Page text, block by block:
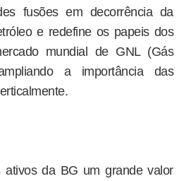
fusões em decorrência da
e redefine os papeis dos
mundial de GNL (Gás
a importância das
ativos da BG um grande valor